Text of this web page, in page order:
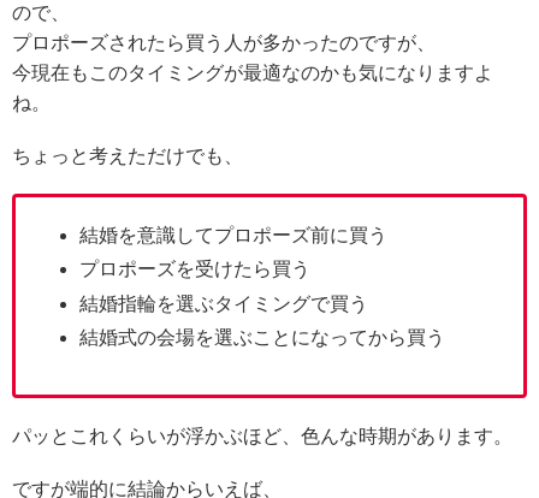
ので、
プロポーズされたら買う人が多かったのですが、
今現在もこのタイミングが最適なのかも気になりますよ
ね。
ちょっと考えただけでも、
結婚を意識してプロポーズ前に買う
プロポーズを受けたら買う
結婚指輪を選ぶタイミングで買う
結婚式の会場を選ぶことになってから買う
パッとこれくらいが浮かぶほど、色んな時期があります。
ですが端的に結論からいえば、